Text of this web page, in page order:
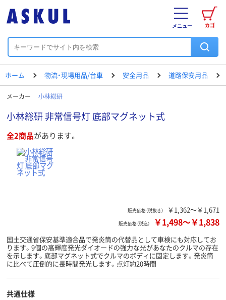
カゴ
メニュー
ホーム 物流・現場用品/台車 安全用品 道路保安用品
メーカー 小林総研
小林総研 非常信号灯 底部マグネット式
全2商品があります。
販売価格（税抜き） ￥1,362～￥1,671
販売価格（税込） ￥1,498～￥1,838
国土交通省保安基準適合品で発炎筒の代替品として車検にも対応してお
ります。9個の高輝度発光ダイオードの強力な光があなたのクルマの存在
を示します。底部マグネット式でクルマのボディに固定します。発炎筒
に比べて圧倒的に長時間発光します。点灯約20時間
共通仕様